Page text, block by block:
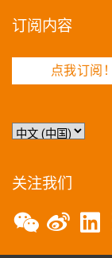
订阅内容
点我订阅！
选
言
关注我们